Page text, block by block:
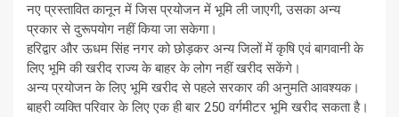
नए प्रस्तावित कानून में जिस प्रयोजन में भूमि ली जाएगी, उसका अन्य
प्रकार से दुरूपयोग नहीं किया जा सकेगा।
हरिद्वार और ऊधम सिंह नगर को छोड़कर अन्य जिलों में कृषि एवं बागवानी के
लिए भूमि की खरीद राज्य के बाहर के लोग नहीं खरीद सकेंगे।
अन्य प्रयोजन के लिए भूमि खरीद से पहले सरकार की अनुमति आवश्यक।
बाहरी व्यक्ति परिवार के लिए एक ही बार 250 वर्गमीटर भूमि खरीद सकता है।